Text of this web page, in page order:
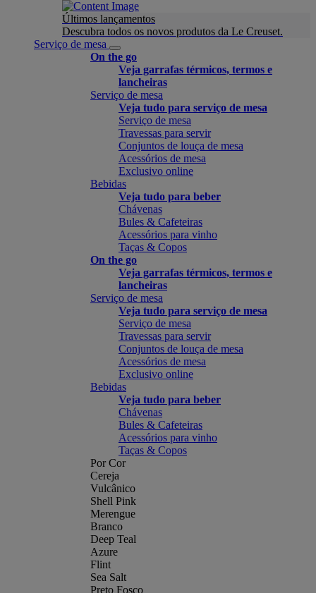
Últimos lançamentos
Descubra todos os novos produtos da Le Creuset.
Serviço de mesa
On the go
Veja garrafas térmicos, termos e
lancheiras
Serviço de mesa
Veja tudo para serviço de mesa
Serviço de mesa
Travessas para servir
Conjuntos de louça de mesa
Acessórios de mesa
Exclusivo online
Bebidas
Veja tudo para beber
Chávenas
Bules & Cafeteiras
Acessórios para vinho
Taças & Copos
On the go
Veja garrafas térmicos, termos e
lancheiras
Serviço de mesa
Veja tudo para serviço de mesa
Serviço de mesa
Travessas para servir
Conjuntos de louça de mesa
Acessórios de mesa
Exclusivo online
Bebidas
Veja tudo para beber
Chávenas
Bules & Cafeteiras
Acessórios para vinho
Taças & Copos
Por Cor
Cereja
Vulcânico
Shell Pink
Merengue
Branco
Deep Teal
Azure
Flint
Sea Salt
Preto Fosco